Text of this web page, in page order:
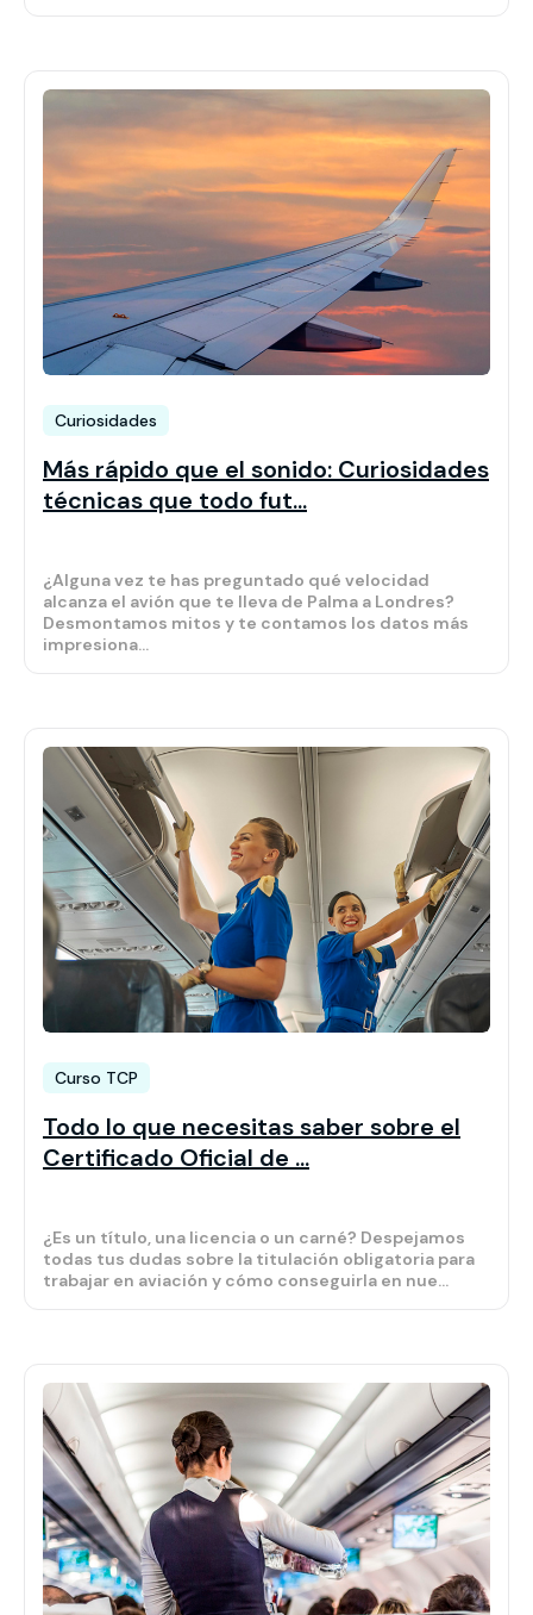
Curiosidades
Más rápido que el sonido: Curiosidades
técnicas que todo fut...
¿Alguna vez te has preguntado qué velocidad
alcanza el avión que te lleva de Palma a Londres?
Desmontamos mitos y te contamos los datos más
impresiona...
Curso TCP
Todo lo que necesitas saber sobre el
Certificado Oficial de ...
¿Es un título, una licencia o un carné? Despejamos
todas tus dudas sobre la titulación obligatoria para
trabajar en aviación y cómo conseguirla en nue...